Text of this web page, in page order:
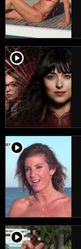
player2
player2
player2